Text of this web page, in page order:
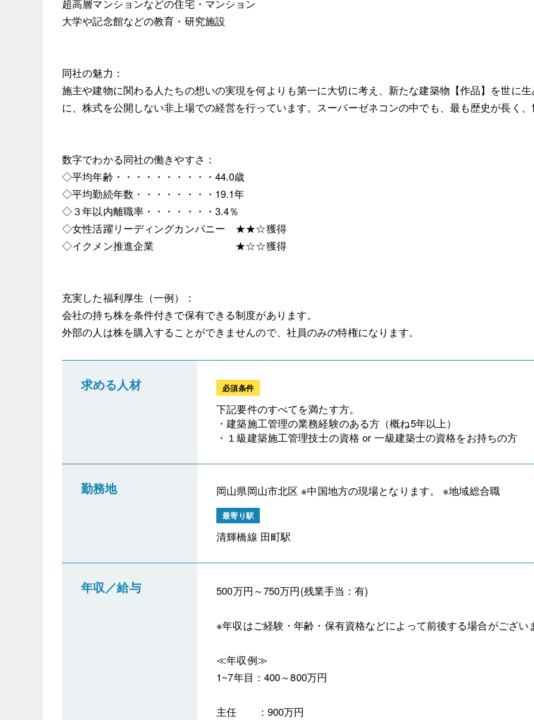
超高層マンションなどの住宅・マンション
大学や記念館などの教育・研究施設
同社の魅力：
施主や建物に関わる人たちの想いの実現を何よりも第一に大切に考え、新たな建築物【作品】を世に
に、株式を公開しない非上場での経営を行っています。スーパーゼネコンの中でも、最も歴史が長く
数字でわかる同社の働きやすさ：
◇平均年齢・・・・・・・・・・44.0歳
◇平均勤続年数・・・・・・・・19.1年
◇３年以内離職率・・・・・・・3.4％
◇女性活躍リーディングカンパニー ★★☆獲得
◇イクメン推進企業 ★☆☆獲得
充実した福利厚生（一例）：
会社の持ち株を条件付きで保有できる制度があります。
外部の人は株を購入することができませんので、社員のみの特権になります。
求める人材 必須条件
下記要件のすべてを満たす方。
・建築施工管理の業務経験のある方（概ね5年以上）
・１級建築施工管理技士の資格 or 一級建築士の資格をお持ちの方
勤務地 岡山県岡山市北区 ※中国地方の現場となります。 ※地域総合職
最寄り駅
清輝橋線 田町駅
年収／給与 500万円～750万円(残業手当：有)
※年収はご経験・年齢・保有資格などによって前後する場合がござい
≪年収例≫
1~7年目：400～800万円
主任 ：900万円